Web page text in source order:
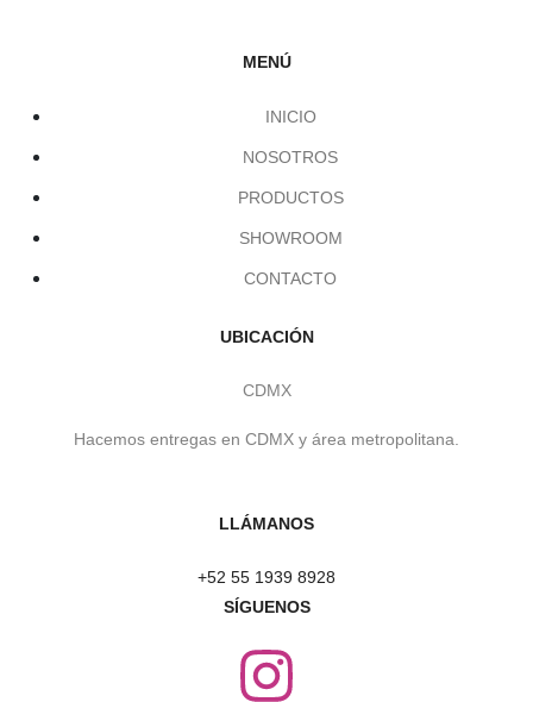
MENÚ
INICIO
NOSOTROS
PRODUCTOS
SHOWROOM
CONTACTO
UBICACIÓN
CDMX
Hacemos entregas en CDMX y área metropolitana.
LLÁMANOS
+52 55 1939 8928
SÍGUENOS